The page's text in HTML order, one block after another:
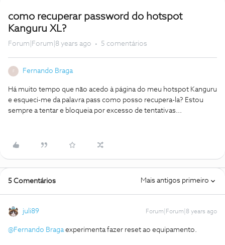
como recuperar password do hotspot
Kanguru XL?
Forum|Forum|8 years ago 5 comentários
Fernando Braga
Há muito tempo que não acedo à página do meu hotspot Kanguru
e esqueci-me da palavra pass como posso recupera-la? Estou
sempre a tentar e bloqueia por excesso de tentativas...
5 Comentários Mais antigos primeiro
juli89 Forum|Forum|8 years ago
@Fernando Bragaexperimenta fazer reset ao equipamento.